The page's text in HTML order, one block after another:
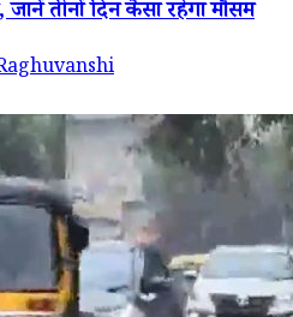
जानें तीनों दिन कैसा रहेगा मौसम